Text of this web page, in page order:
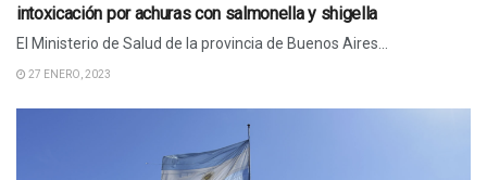
intoxicación por achuras con salmonella y shigella
El Ministerio de Salud de la provincia de Buenos Aires...
27 ENERO, 2023